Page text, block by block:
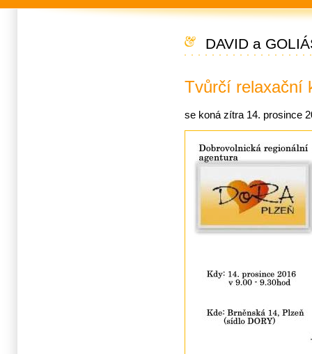
DAVID a
Tvůrčí relaxační
se koná zítra 14. prosince